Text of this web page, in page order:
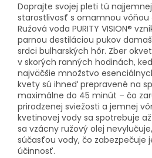
Doprajte svojej pleti tú
starostlivosť s omamnou vôňou
Ružová voda PURITY VISION®
parnou destiláciou pukov
srdci bulharských hôr. Zber
v skorých ranných hodinách,
najväčšie množstvo
kvety sú ihneď prepravené na
maximálne do 45 minút – čo
prirodzenej sviežosti a jemnej
kvetinovej vody sa spotrebuje až
sa vzácny ružový olej
súčasťou vody, čo zabezpečuje
účinnosť.